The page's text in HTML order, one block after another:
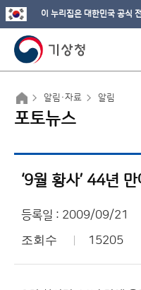
이 누리집은 대한민국 공식
알림·자료 알림
포토뉴스
‘9월 황사’ 44년
등록일 : 2009/09/21
조회수 15205